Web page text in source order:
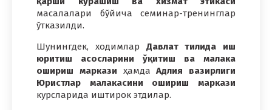
масалалари бўйича семинар-тренинглар
ўтказилди.
Шунингдек, ходимлар Давлат тилида иш
юритиш асосларини ўқитиш ва малака
ошириш маркази ҳамдаАдлия вазирлиги
Юристлар малакасини ошириш маркази
курсларида иштирок этдилар.